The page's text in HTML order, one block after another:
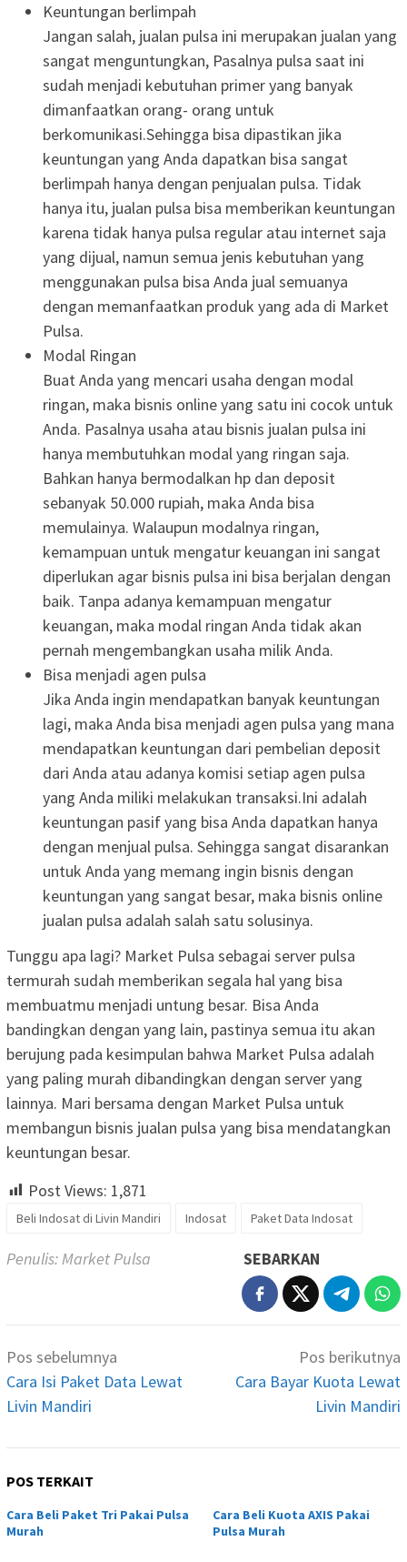
Keuntungan berlimpah
Jangan salah, jualan pulsa ini merupakan jualan yang
sangat menguntungkan, Pasalnya pulsa saat ini
sudah menjadi kebutuhan primer yang banyak
dimanfaatkan orang- orang untuk
berkomunikasi.Sehingga bisa dipastikan jika
keuntungan yang Anda dapatkan bisa sangat
berlimpah hanya dengan penjualan pulsa. Tidak
hanya itu, jualan pulsa bisa memberikan keuntungan
karena tidak hanya pulsa regular atau internet saja
yang dijual, namun semua jenis kebutuhan yang
menggunakan pulsa bisa Anda jual semuanya
dengan memanfaatkan produk yang ada di Market
Pulsa.
Modal Ringan
Buat Anda yang mencari usaha dengan modal
ringan, maka bisnis online yang satu ini cocok untuk
Anda. Pasalnya usaha atau bisnis jualan pulsa ini
hanya membutuhkan modal yang ringan saja.
Bahkan hanya bermodalkan hp dan deposit
sebanyak 50.000 rupiah, maka Anda bisa
memulainya. Walaupun modalnya ringan,
kemampuan untuk mengatur keuangan ini sangat
diperlukan agar bisnis pulsa ini bisa berjalan dengan
baik. Tanpa adanya kemampuan mengatur
keuangan, maka modal ringan Anda tidak akan
pernah mengembangkan usaha milik Anda.
Bisa menjadi agen pulsa
Jika Anda ingin mendapatkan banyak keuntungan
lagi, maka Anda bisa menjadi agen pulsa yang mana
mendapatkan keuntungan dari pembelian deposit
dari Anda atau adanya komisi setiap agen pulsa
yang Anda miliki melakukan transaksi.Ini adalah
keuntungan pasif yang bisa Anda dapatkan hanya
dengan menjual pulsa. Sehingga sangat disarankan
untuk Anda yang memang ingin bisnis dengan
keuntungan yang sangat besar, maka bisnis online
jualan pulsa adalah salah satu solusinya.
Tunggu apa lagi? Market Pulsa sebagai server pulsa
termurah sudah memberikan segala hal yang bisa
membuatmu menjadi untung besar. Bisa Anda
bandingkan dengan yang lain, pastinya semua itu akan
berujung pada kesimpulan bahwa Market Pulsa adalah
yang paling murah dibandingkan dengan server yang
lainnya. Mari bersama dengan Market Pulsa untuk
membangun bisnis jualan pulsa yang bisa mendatangkan
keuntungan besar.
Post Views: 1,871
Beli Indosat di Livin Mandiri Indosat Paket Data Indosat
Penulis: Market Pulsa SEBARKAN
Navigasi
pos
Pos sebelumnya
Cara Isi Paket Data Lewat
Livin Mandiri
Pos berikutnya
Cara Bayar Kuota Lewat
Livin Mandiri
POS TERKAIT
Cara Beli Paket Tri Pakai Pulsa
Murah
Cara Beli Kuota AXIS Pakai
Pulsa Murah